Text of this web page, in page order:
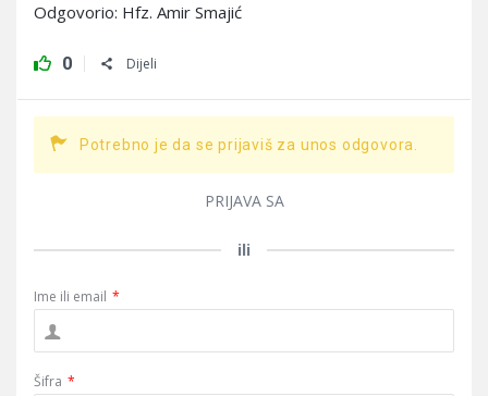
Odgovorio: Hfz. Amir Smajić
0 Dijeli
Potrebno je da se prijaviš za unos odgovora.
PRIJAVA SA
ili
Ime ili email *
Šifra *